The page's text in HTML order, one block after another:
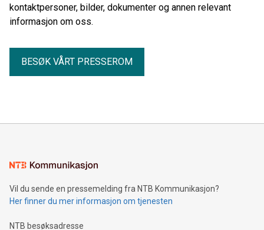
kontaktpersoner, bilder, dokumenter og annen relevant
informasjon om oss.
BESØK VÅRT PRESSEROM
Vil du sende en pressemelding fra NTB Kommunikasjon?
Her finner du mer informasjon om tjenesten
NTB besøksadresse